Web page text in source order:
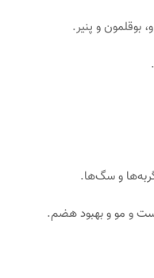
و پنیر.
و سگ‌ها.
و مو و بهبود هضم.